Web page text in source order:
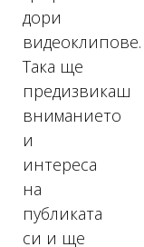
дори
видеоклипове.
Така ще
предизвикаш
вниманието
и
интереса
на
публиката
си и ще